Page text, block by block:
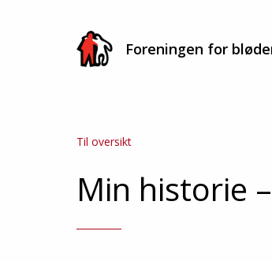
Foreningen for
Til oversikt
Min historie